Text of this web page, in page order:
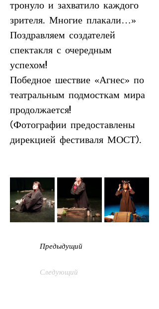
тронуло и захватило каждого
зрителя. Многие плакали…»
Поздравляем создателей
спектакля с очередным
успехом!
Победное шествие «Агнес» по
театральным подмосткам мира
продолжается!
(Фотографии предоставлены
дирекцией фестиваля МОСТ).
Предыдущий
Следующий